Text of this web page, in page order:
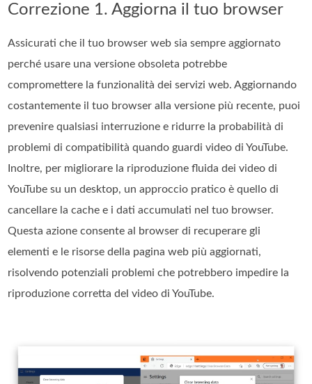
Correzione 1. Aggiorna il tuo browser
Assicurati che il tuo browser web sia sempre aggiornato
perché usare una versione obsoleta potrebbe
compromettere la funzionalità dei servizi web. Aggiornando
costantemente il tuo browser alla versione più recente, puoi
prevenire qualsiasi interruzione e ridurre la probabilità di
problemi di compatibilità quando guardi video di YouTube.
Inoltre, per migliorare la riproduzione fluida dei video di
YouTube su un desktop, un approccio pratico è quello di
cancellare la cache e i dati accumulati nel tuo browser.
Questa azione consente al browser di recuperare gli
elementi e le risorse della pagina web più aggiornati,
risolvendo potenziali problemi che potrebbero impedire la
riproduzione corretta del video di YouTube.